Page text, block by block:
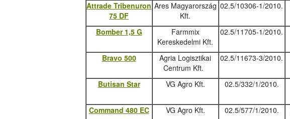
Attrade Tribenuron
75 DF
Ares Magyarország
Kft.
02.5/10306-1/2010.
Bomber 1,5 G
Farmmix
Kereskedelmi Kft.
02.5/11705-1/2010.
Bravo 500
Agria Logisztikai
Centrum Kft.
02.5/11673-3/2010.
Butisan Star
VG Agro Kft. 02.5/332/1/2010.
Command 480 EC
VG Agro Kft. 02.5/577/1/2010.